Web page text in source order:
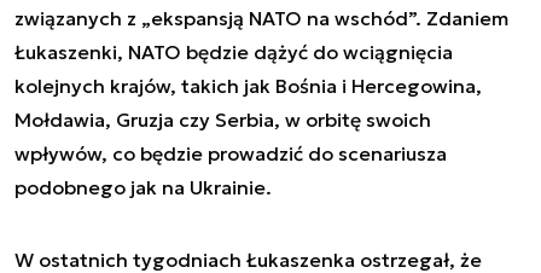
związanych z „ekspansją NATO na wschód”. Zdaniem
Łukaszenki, NATO będzie dążyć do wciągnięcia
kolejnych krajów, takich jak Bośnia i Hercegowina,
Mołdawia, Gruzja czy Serbia, w orbitę swoich
wpływów, co będzie prowadzić do scenariusza
podobnego jak na Ukrainie.
W ostatnich tygodniach Łukaszenka ostrzegał, że